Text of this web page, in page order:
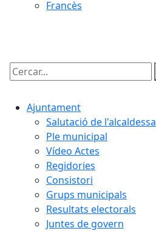
Francès
Cercar:
Ajuntament
Salutació de l'alcaldessa
Ple municipal
Vídeo Actes
Regidories
Consistori
Grups municipals
Resultats electorals
Juntes de govern